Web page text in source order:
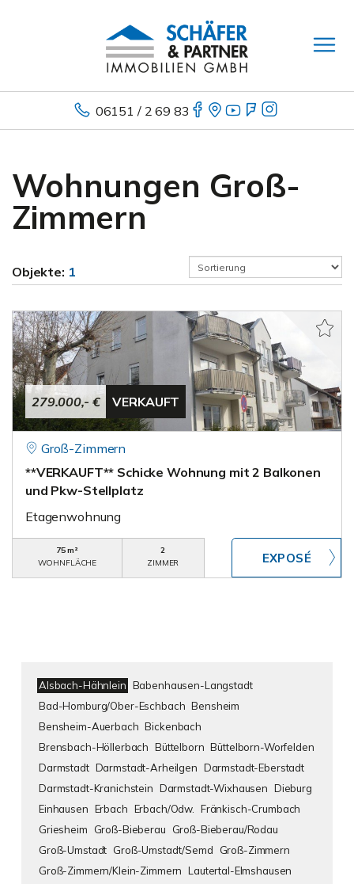
06151 / 2 69 83
Wohnungen Groß-
Zimmern
Objekte: 1
279.000,- € VERKAUFT
Groß-Zimmern
**VERKAUFT** Schicke Wohnung mit 2 Balkonen
und Pkw-Stellplatz
Etagenwohnung
75 m²
WOHNFLÄCHE
2
ZIMMER
Alsbach-Hähnlein Babenhausen-Langstadt
Bad-Homburg/Ober-Eschbach Bensheim
Bensheim-Auerbach Bickenbach
Brensbach-Höllerbach Büttelborn Büttelborn-Worfelden
Darmstadt Darmstadt-Arheilgen Darmstadt-Eberstadt
Darmstadt-Kranichstein Darmstadt-Wixhausen Dieburg
Einhausen Erbach Erbach/Odw.
Fränkisch-Crumbach
Griesheim
Groß-Bieberau
Groß-Bieberau/Rodau
Groß-Umstadt Groß-Umstadt/Semd
Groß-Zimmern
Groß-Zimmern/Klein-Zimmern Lautertal-Elmshausen